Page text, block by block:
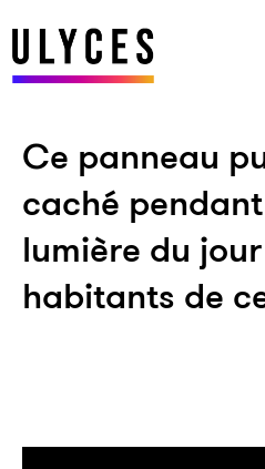
Ce panneau
caché
lumière du
habitants de